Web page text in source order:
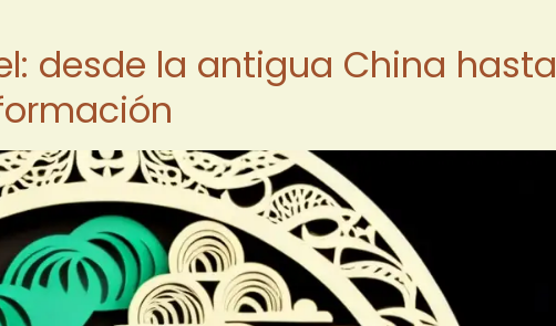
desde la antigua China hasta